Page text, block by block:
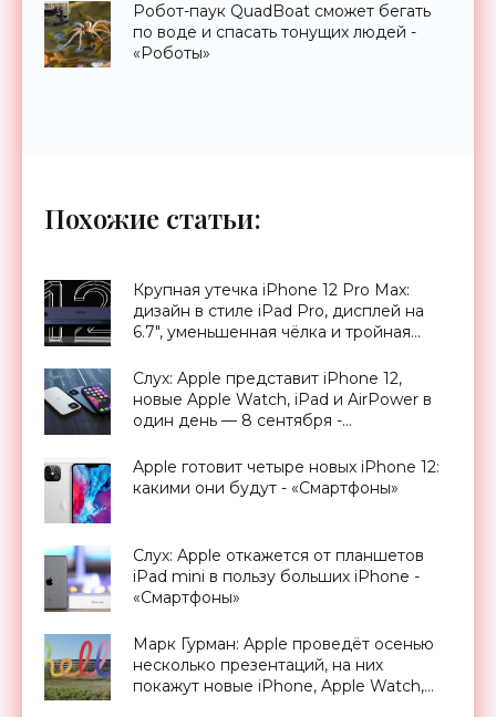
Робот-паук QuadBoat сможет бегать
по воде и спасать тонущих людей -
«Роботы»
Похожие статьи:
Крупная утечка iPhone 12 Pro Max:
дизайн в стиле iPad Pro, дисплей на
6.7″, уменьшенная чёлка и тройная
«Смартфоны»
Слух: Apple представит iPhone 12,
новые Apple Watch, iPad и AirPower в
один день — 8 сентября -
Apple готовит четыре новых iPhone 12:
какими они будут - «Смартфоны»
Слух: Apple откажется от планшетов
iPad mini в пользу больших iPhone -
«Смартфоны»
Марк Гурман: Apple проведёт осенью
несколько презентаций, на них
покажут новые iPhone, Apple Watch,